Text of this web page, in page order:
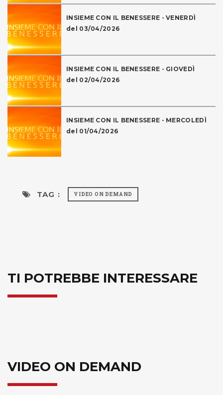
INSIEME CON IL BENESSERE - VENERDÌ
del 03/04/2026
INSIEME CON IL BENESSERE - GIOVEDÌ
del 02/04/2026
INSIEME CON IL BENESSERE - MERCOLEDÌ
del 01/04/2026
TAG : VIDEO ON DEMAND
TI POTREBBE INTERESSARE
VIDEO ON DEMAND